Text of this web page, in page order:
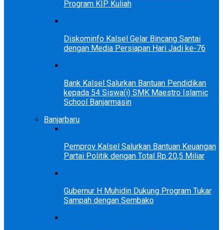
Program KIP Kuliah
Diskominfo Kalsel Gelar Bincang Santai
dengan Media Persiapan Hari Jadi ke-76
Bank Kalsel Salurkan Bantuan Pendidikan
kepada 54 Siswa(i) SMK Maestro Islamic
School Banjarmasin
Banjarbaru
Pemprov Kalsel Salurkan Bantuan Keuangan
Partai Politik dengan Total Rp 20,5 Miliar
Gubernur H Muhidin Dukung Program Tukar
Sampah dengan Sembako